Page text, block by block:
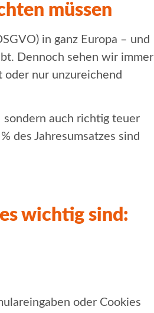
müssen
in ganz Europa – und
Dennoch sehen wir immer
nur unzureichend
sondern auch richtig teuer
des Jahresumsatzes sind
wichtig sind:
oder Cookies